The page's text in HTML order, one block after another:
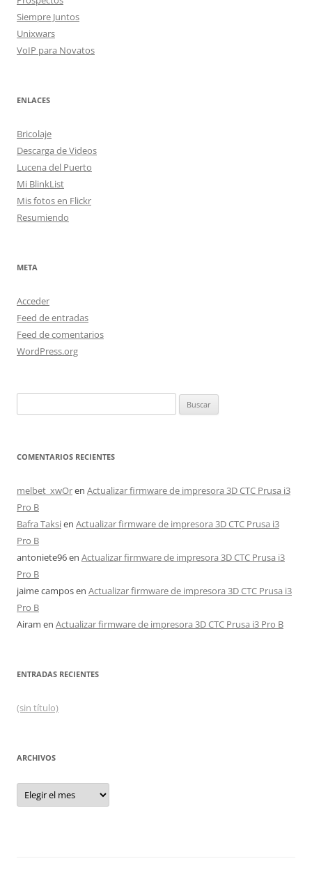
Siempre Juntos
Unixwars
VoIP para Novatos
ENLACES
Bricolaje
Descarga de Videos
Lucena del Puerto
Mi BlinkList
Mis fotos en Flickr
Resumiendo
META
Acceder
Feed de entradas
Feed de comentarios
WordPress.org
COMENTARIOS RECIENTES
melbet_xwOren Actualizar firmware de impresora 3D CTC Prusa i3
Pro B
Bafra Taksien Actualizar firmware de impresora 3D CTC Prusa i3
Pro B
antoniete96en Actualizar firmware de impresora 3D CTC Prusa i3
Pro B
jaime camposen Actualizar firmware de impresora 3D CTC Prusa i3
Pro B
Airam en Actualizar firmware de impresora 3D CTC Prusa i3 Pro B
ENTRADAS RECIENTES
(sin título)
ARCHIVOS
Archivos